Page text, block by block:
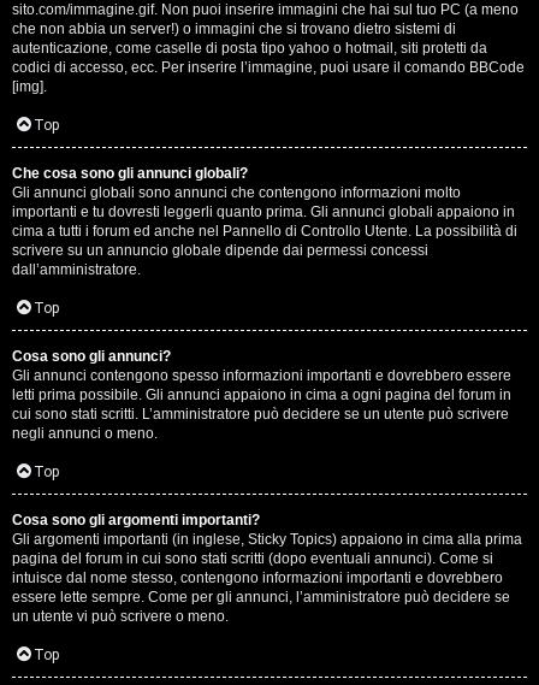
sito.com/immagine.gif. Non puoi inserire immagini che hai sul tuo PC (a meno
che non abbia un server!) o immagini che si trovano dietro sistemi di
autenticazione, come caselle di posta tipo yahoo o hotmail, siti protetti da
codici di accesso, ecc. Per inserire l’immagine, puoi usare il comando BBCode
[img].
Top
Che cosa sono gli annunci globali?
Gli annunci globali sono annunci che contengono informazioni molto
importanti e tu dovresti leggerli quanto prima. Gli annunci globali appaiono in
cima a tutti i forum ed anche nel Pannello di Controllo Utente. La possibilità di
scrivere su un annuncio globale dipende dai permessi concessi
dall’amministratore.
Top
Cosa sono gli annunci?
Gli annunci contengono spesso informazioni importanti e dovrebbero essere
letti prima possibile. Gli annunci appaiono in cima a ogni pagina del forum in
cui sono stati scritti. L’amministratore può decidere se un utente può scrivere
negli annunci o meno.
Top
Cosa sono gli argomenti importanti?
Gli argomenti importanti (in inglese, Sticky Topics) appaiono in cima alla prima
pagina del forum in cui sono stati scritti (dopo eventuali annunci). Come si
intuisce dal nome stesso, contengono informazioni importanti e dovrebbero
essere lette sempre. Come per gli annunci, l’amministratore può decidere se
un utente vi può scrivere o meno.
Top
C
o
s
a
c
i
p
i
a
c
e
e
c
o
s
a